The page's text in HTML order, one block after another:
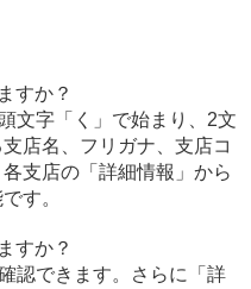
すか？
文字「く」で始まり、2文
店名、フリガナ、支店コ
支店の「詳細情報」から
す。
すか？
認できます。さらに「詳